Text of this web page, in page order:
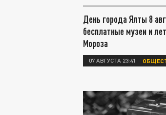
День города Ялты 8
бесплатные музеи и
Мороза
07 АВГУСТА 23:41